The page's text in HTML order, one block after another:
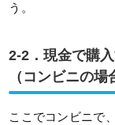
う。
2-2．現金で購
（コンビニの場
ここでコンビニで